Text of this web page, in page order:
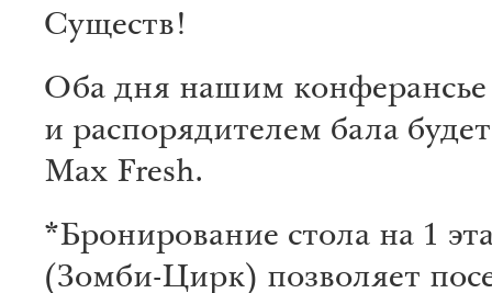
Существ!
Оба дня нашим конферансье
и распорядителем бала
Max Fresh.
*Бронирование стола на 1
(Зомби-Цирк) позволяет